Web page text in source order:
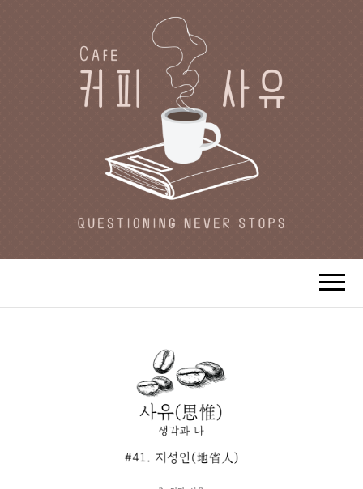
CAFE 커피사유
카페지기 커피사유의 커피와 사유(思
惟)가 있는 공간.